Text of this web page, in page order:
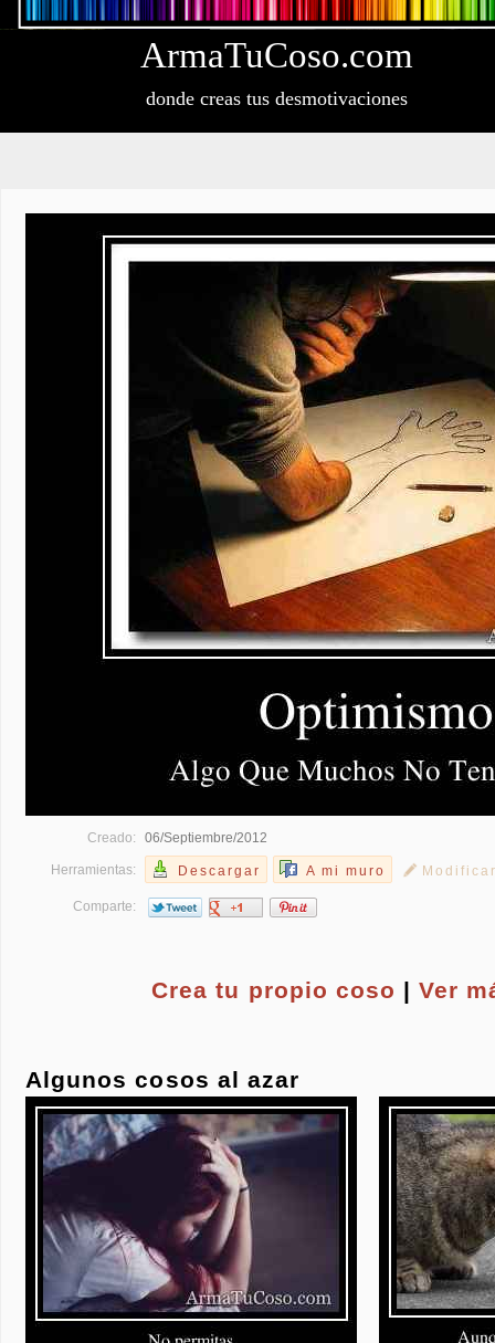
ArmaTuCoso.com
donde creas tus desmotivaciones
Creado: 06/Septiembre/2012
Herramientas: Descargar A mi muro
Comparte:
Crea tu propio coso |Ver
Algunos cosos al azar